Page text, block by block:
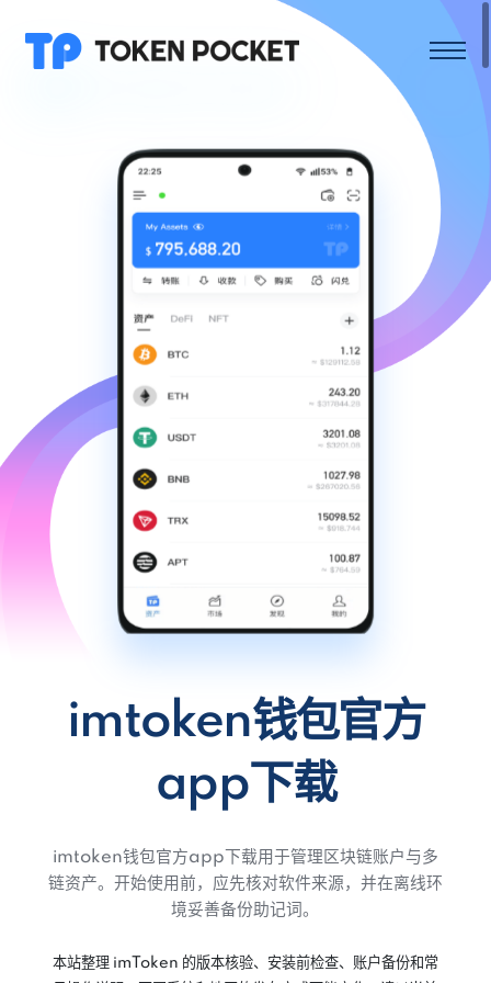
imtoken钱包官方
app下载
imtoken钱包官方app下载用于管理区块链账户与多
链资产。开始使用前，应先核对软件来源，并在离线环
境妥善备份助记词。
本站整理 imToken 的版本核验、安装前检查、账户备份和常